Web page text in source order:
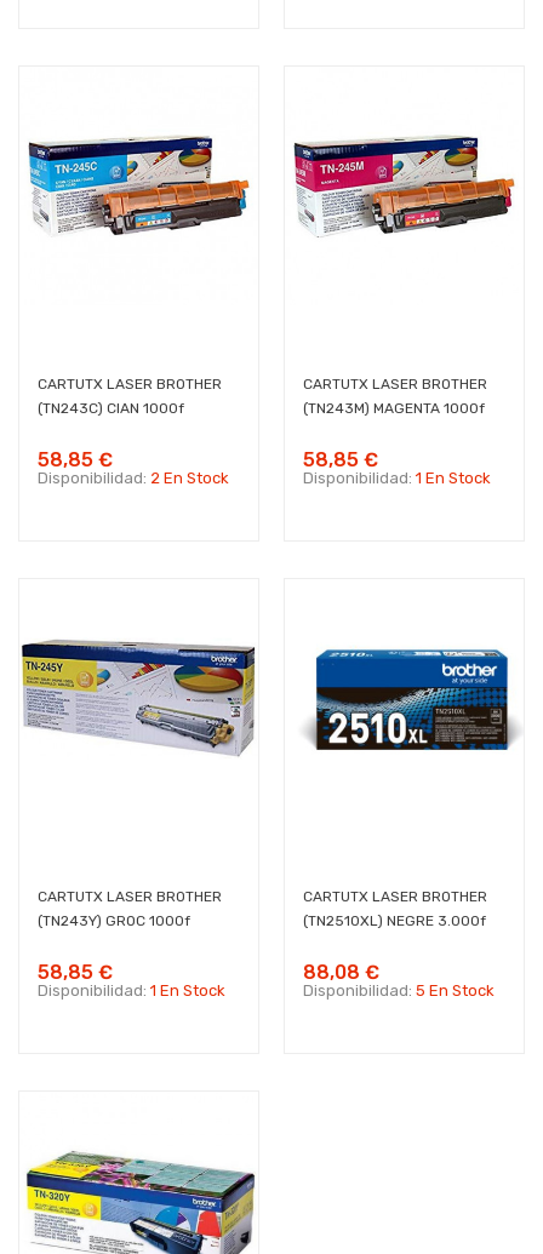
CARTUTX LASER BROTHER
(TN243C) CIAN 1000f
58,85 €
Disponibilidad: 2 En Stock
CARTUTX LASER BROTHER
(TN243M) MAGENTA 1000f
58,85 €
Disponibilidad: 1 En Stock
CARTUTX LASER BROTHER
(TN243Y) GROC 1000f
58,85 €
Disponibilidad: 1 En Stock
CARTUTX LASER BROTHER
(TN2510XL) NEGRE 3.000f
88,08 €
Disponibilidad: 5 En Stock